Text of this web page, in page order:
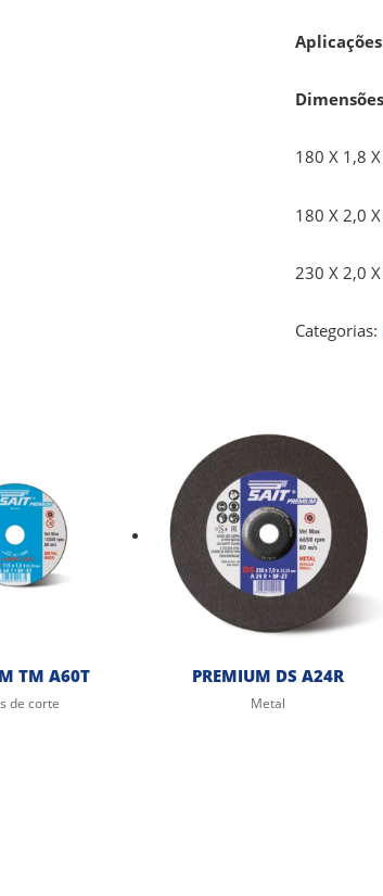
180 X 1,8
180 X 2,0
230 X 2,0
Categorias:
TM A60T
de corte
PREMIUM DS A24R
Metal